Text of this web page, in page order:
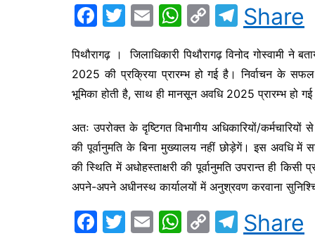
F
c
e
b
o
o
k
T
itt
er
E
ai
l
W
at
s
A
p
p
C
p
y
Li
n
k
T
el
e
gr
a
m
Share
पिथौरागढ़ । जिलाधिकारी पिथौरागढ़ विनोद गोस्वामी ने
2025 की प्रक्रिया प्रारम्भ हो गई है। निर्वाचन के
भूमिका होती है, साथ ही मानसून अवधि 2025 प्रारम्भ हो
अतः उपरोक्त के दृष्टिगत विभागीय अधिकारियों/
की पूर्वानुमति के बिना मुख्यालय नहीं छोड़ेगें। इस अवधि में
की स्थिति में अधोहस्ताक्षरी की पूर्वानुमति उपरान्त ही
अपने-अपने अधीनस्थ कार्यालयों में अनुश्रवण करवाना
F
T
E
W C
T
el
Share